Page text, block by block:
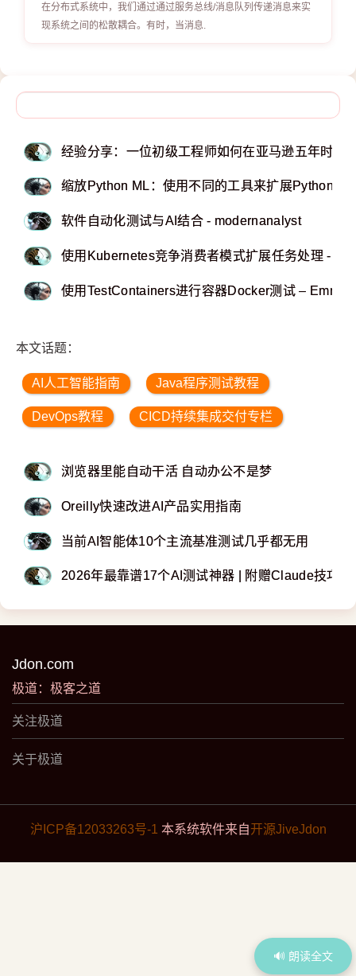
在分布式系统中，我们通过通过服务总线/消息队列传递消息来实
现系统之间的松散耦合。有时，当消息.
经验分享：一位初级工程师如何在亚马逊五年时间
缩放Python ML：使用不同的工具来扩展Python
软件自动化测试与AI结合 - modernanalyst
使用Kubernetes竞争消费者模式扩展任务处理 -
使用TestContainers进行容器Docker测试 –
本文话题：
AI人工智能指南 Java程序测试教程
DevOps教程 CICD持续集成交付专栏
浏览器里能自动干活 自动办公不是梦
Oreilly快速改进AI产品实用指南
当前AI智能体10个主流基准测试几乎都无用
2026年最靠谱17个AI测试神器 | 附赠Claude技巧
Jdon.com
极道：极客之道
关注极道
关于极道
沪ICP备12033263号-1 本系统软件来自开源JiveJdon
🔊 朗读全文